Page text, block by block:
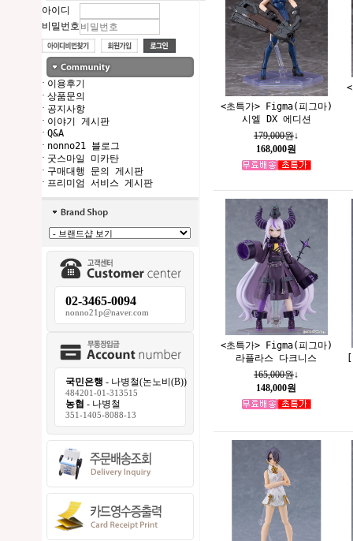
아이디
비밀번호
· 이용후기
· 상품문의
· 공지사항
· 이야기 게시판
· Q&A
· nonno21 블로그
· 굿스마일 미카탄
· 구매대행 문의 게시판
· 프리미엄 서비스 게시판
02-3465-0094
nonno21p@naver.com
국민은행 - 나병철(논노비(B))
484201-01-313515
농협 - 나병철
351-1405-8088-13
<초특가> Figma(피그마)
시엘 DX 에디션
179,000원↓
168,000원
<초특가> Figma(피그마)
라플라스 다크니스
165,000원↓
148,000원